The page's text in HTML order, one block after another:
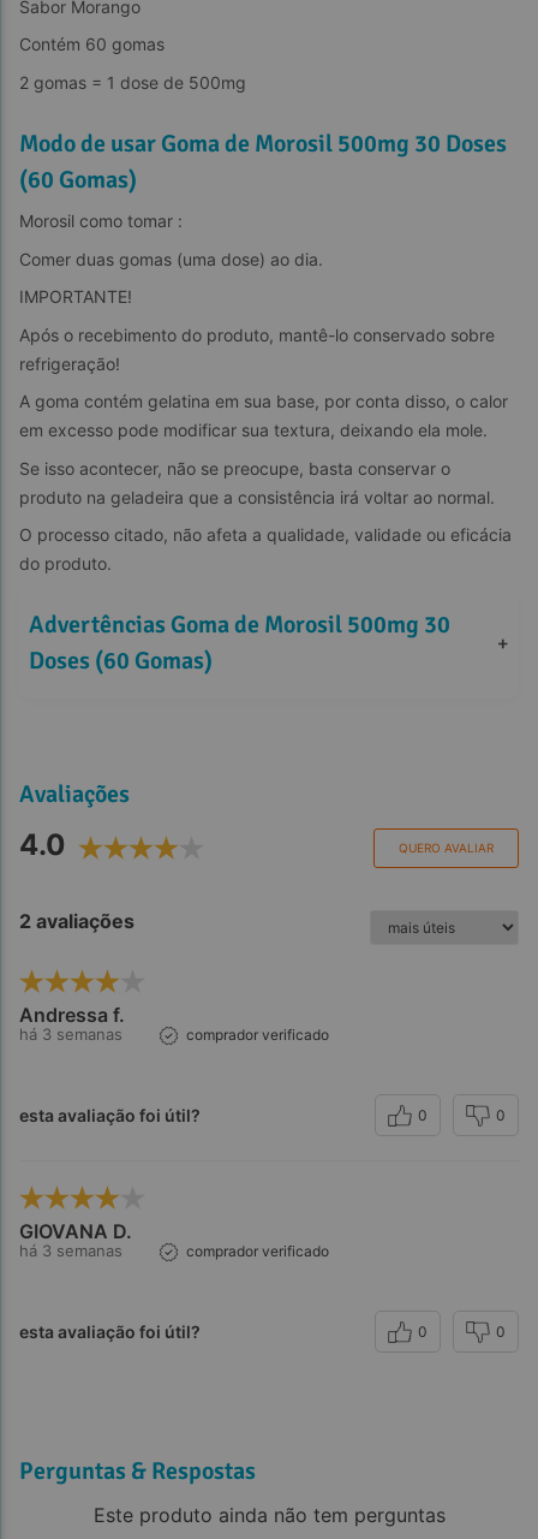
Sabor Morango
Contém 60 gomas
2 gomas = 1 dose de 500mg
Modo de usar Goma de Morosil 500mg 30 Doses
(60 Gomas)
Morosil como tomar :
Comer duas gomas (uma dose) ao dia.
IMPORTANTE!
Após o recebimento do produto, mantê-lo conservado sobre
refrigeração!
A goma contém gelatina em sua base, por conta disso, o calor
em excesso pode modificar sua textura, deixando ela mole.
Se isso acontecer, não se preocupe, basta conservar o
produto na geladeira que a consistência irá voltar ao normal.
O processo citado, não afeta a qualidade, validade ou eficácia
do produto.
Advertências Goma de Morosil 500mg 30
Doses (60 Gomas)
+
Avaliações
4.0 QUERO AVALIAR
2 avaliações
Andressa f.
há 3 semanas comprador verificado
esta avaliação foi útil? 0 0
GIOVANA D.
há 3 semanas comprador verificado
esta avaliação foi útil? 0 0
Perguntas & Respostas
Este produto ainda não tem perguntas